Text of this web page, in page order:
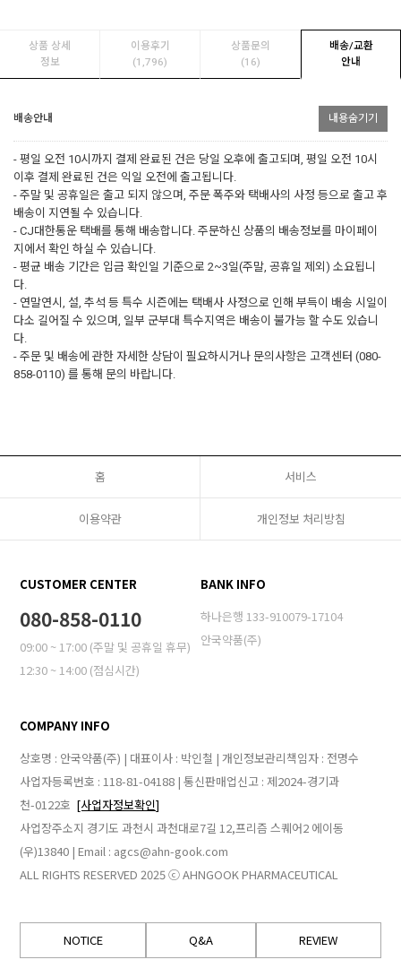
상품 상세
정보
이용후기
(1,796)
상품문의
(16)
배송/교환
안내
배송안내 내용숨기기
- 평일 오전 10시까지 결제 완료된 건은 당일 오후에 출고되며, 평일 오전 10시
이후 결제 완료된 건은 익일 오전에 출고됩니다.
- 주말 및 공휴일은 출고 되지 않으며, 주문 폭주와 택배사의 사정 등으로 출고 후
배송이 지연될 수 있습니다.
- CJ대한통운 택배를 통해 배송합니다. 주문하신 상품의 배송정보를 마이페이
지에서 확인 하실 수 있습니다.
- 평균 배송 기간은 입금 확인일 기준으로 2~3일(주말, 공휴일 제외) 소요됩니
다.
- 연말연시, 설, 추석 등 특수 시즌에는 택배사 사정으로 인해 부득이 배송 시일이
다소 길어질 수 있으며, 일부 군부대 특수지역은 배송이 불가능 할 수도 있습니
다.
- 주문 및 배송에 관한 자세한 상담이 필요하시거나 문의사항은 고객센터 (080-
858-0110) 를 통해 문의 바랍니다.
홈 서비스
이용약관 개인정보 처리방침
CUSTOMER CENTER
080-858-0110
09:00 ~ 17:00 (주말 및 공휴일 휴무)
12:30 ~ 14:00 (점심시간)
BANK INFO
하나은행 133-910079-17104
안국약품(주)
COMPANY INFO
상호명 : 안국약품(주) | 대표이사 : 박인철 | 개인정보관리책임자 : 전명수
사업자등록번호 : 118-81-04188 | 통신판매업신고 : 제2024-경기과
천-0122호 [사업자정보확인]
사업장주소지 경기도 과천시 과천대로7길 12,프리즘 스퀘어2 에이동
(우)13840 | Email : agcs@ahn-gook.com
ALL RIGHTS RESERVED 2025 ⓒ AHNGOOK PHARMACEUTICAL
NOTICE Q&A REVIEW